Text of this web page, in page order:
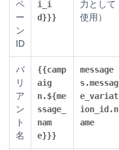
ペ
ー
ン
ID
i_i
d}}}
力として
使用）
バ
リ
ア
ン
ト
名
{{camp
aig
n.${me
ssage_
nam
e}}}
message
s.messag
e_variat
ion_id.n
ame